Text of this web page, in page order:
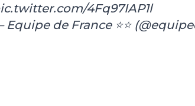
4Fq97IAP1l
Equipe de France ⭐⭐